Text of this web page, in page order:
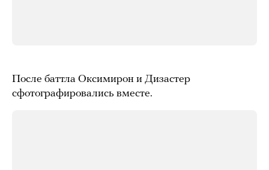
После баттла Оксимирон и Дизастер
сфотографировались вместе.